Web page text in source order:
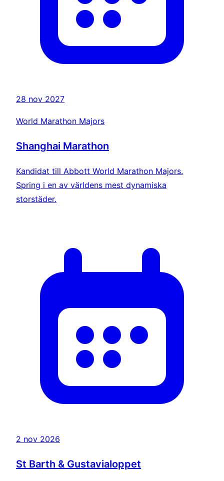
28 nov 2027
World Marathon Majors
Shanghai Marathon
Kandidat till Abbott World Marathon Majors.
Spring i en av världens mest dynamiska
storstäder.
2 nov 2026
St Barth & Gustavialoppet